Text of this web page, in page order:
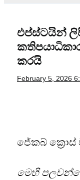
එප්ස්ටයින්
කරයි
February 5, 2026
ජේකබ් ක්‍රොස්
මෙහි